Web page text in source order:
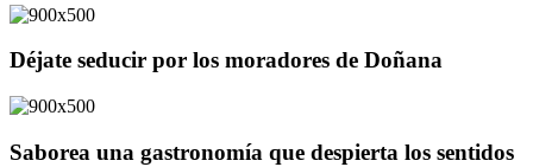
Déjate seducir por los moradores de Doñana
Saborea una gastronomía que despierta los sentidos